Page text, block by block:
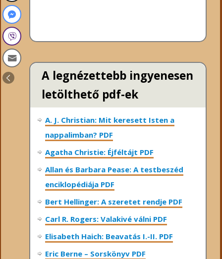
A legnézettebb ingyenesen
letölthető pdf-ek
A. J. Christian: Mit keresett Isten a
nappalimban? PDF
Agatha Christie: Éjféltájt PDF
Allan és Barbara Pease: A testbeszéd
enciklopédiája PDF
Bert Hellinger: A ​szeretet rendje PDF
Carl R. Rogers: Valakivé válni PDF
Elisabeth Haich: Beavatás I.-II. PDF
Eric Berne – Sorskönyv PDF